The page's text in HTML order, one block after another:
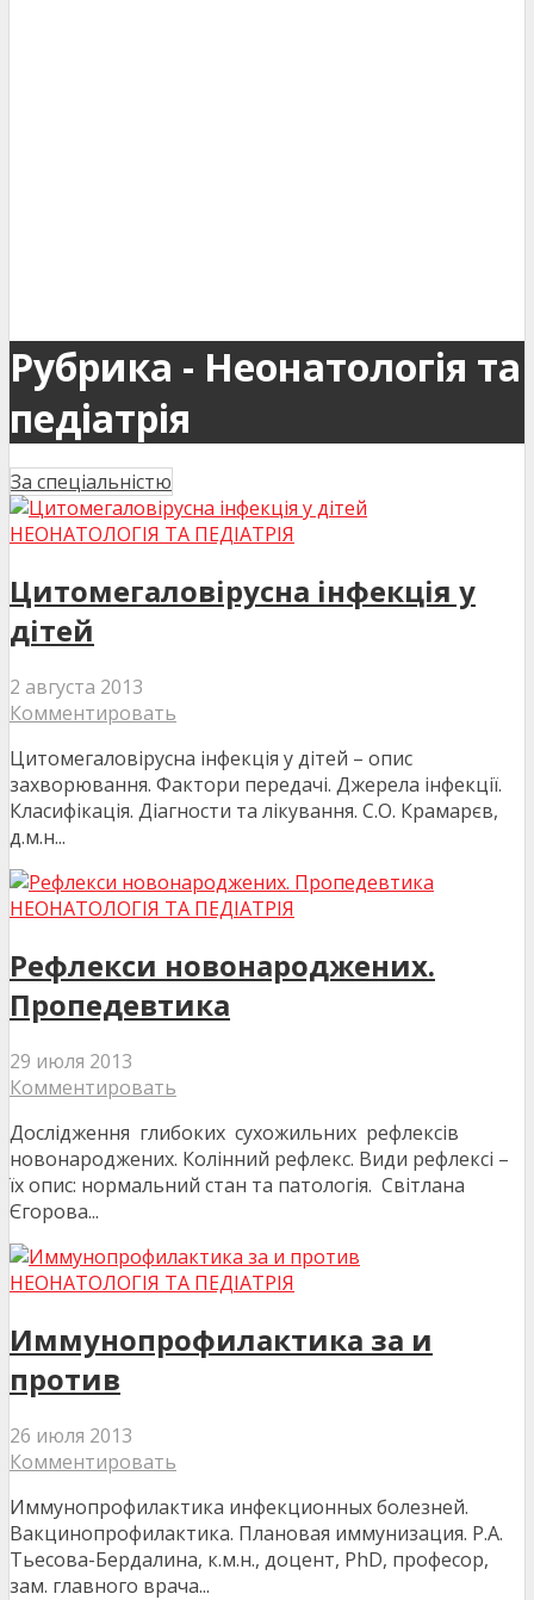
Рубрика - Неонатологія та
педіатрія
За спеціальністю
НЕОНАТОЛОГІЯ ТА ПЕДІАТРІЯ
Цитомегаловірусна інфекція у
дітей
2 августа 2013
Комментировать
Цитомегаловірусна інфекція у дітей – опис
захворювання. Фактори передачі. Джерела інфекції.
Класифікація. Діагности та лікування. С.О. Крамарєв,
д.м.н...
НЕОНАТОЛОГІЯ ТА ПЕДІАТРІЯ
Рефлекси новонароджених.
Пропедевтика
29 июля 2013
Комментировать
Дослідження глибоких сухожильних рефлексів
новонароджених. Колінний рефлекс. Види рефлексі –
їх опис: нормальний стан та патологія. Світлана
Єгорова...
НЕОНАТОЛОГІЯ ТА ПЕДІАТРІЯ
Иммунопрофилактика за и
против
26 июля 2013
Комментировать
Иммунопрофилактика инфекционных болезней.
Вакцинопрофилактика. Плановая иммунизация. Р.А.
Тьесова-Бердалина, к.м.н., доцент, PhD, професор,
зам. главного врача...